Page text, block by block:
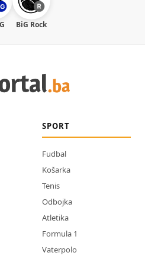
BiG Rock
SPORT
Fudbal
Košarka
Tenis
Odbojka
Atletika
Formula 1
Vaterpolo